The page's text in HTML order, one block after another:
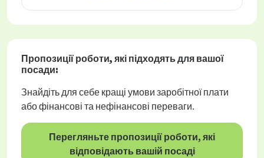
Пропозиції роботи, які підходять для вашої
посади:
Знайдіть для себе кращі умови заробітної плати
або фінансові та нефінансові переваги.
Перегляньте пропозиції роботи, які
відповідають вашій посаді